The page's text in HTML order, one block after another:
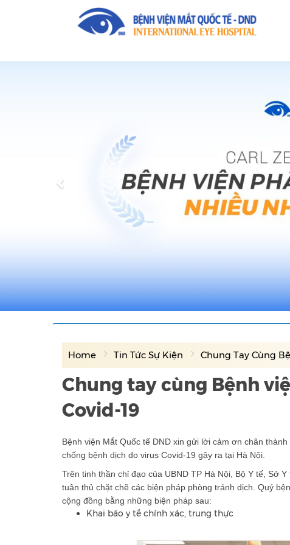
Home Tin Tức Sự Kiện Chung Tay Cùng
Chung tay cùng Bệnh
Covid-19
Bệnh viện Mắt Quốc tế DND xin gửi lời cảm ơn chân
chống bệnh dịch do virus Covid-19 gây ra tại Hà Nội.
Trên tinh thần chỉ đạo của UBND TP Hà Nội, Bộ Y tế, Sở
tuân thủ chặt chẽ các biện pháp phòng tránh dịch. Quý
cộng đồng bằng những biện pháp sau:
Khai báo y tế chính xác, trung thực